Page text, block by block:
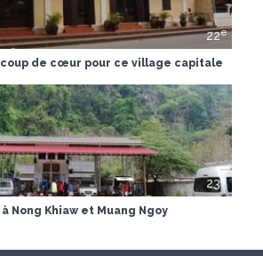
22e
coup de cœur pour ce village capitale
23e
Nong Khiaw et Muang Ngoy